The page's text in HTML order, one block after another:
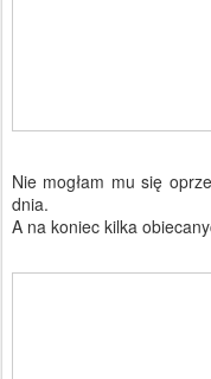
Nie mogłam mu się
dnia.
A na koniec kilka